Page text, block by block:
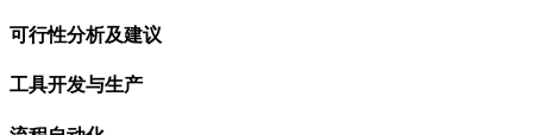
可行性分析及建议
工具开发与生产